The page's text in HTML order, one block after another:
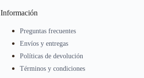
Información
Preguntas frecuentes
Envíos y entregas
Políticas de devolución
Términos y condiciones